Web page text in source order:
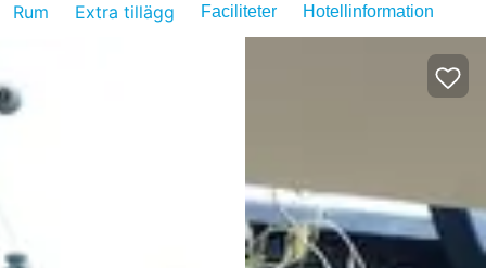
Rum Extra tillägg Faciliteter Hotellinformation